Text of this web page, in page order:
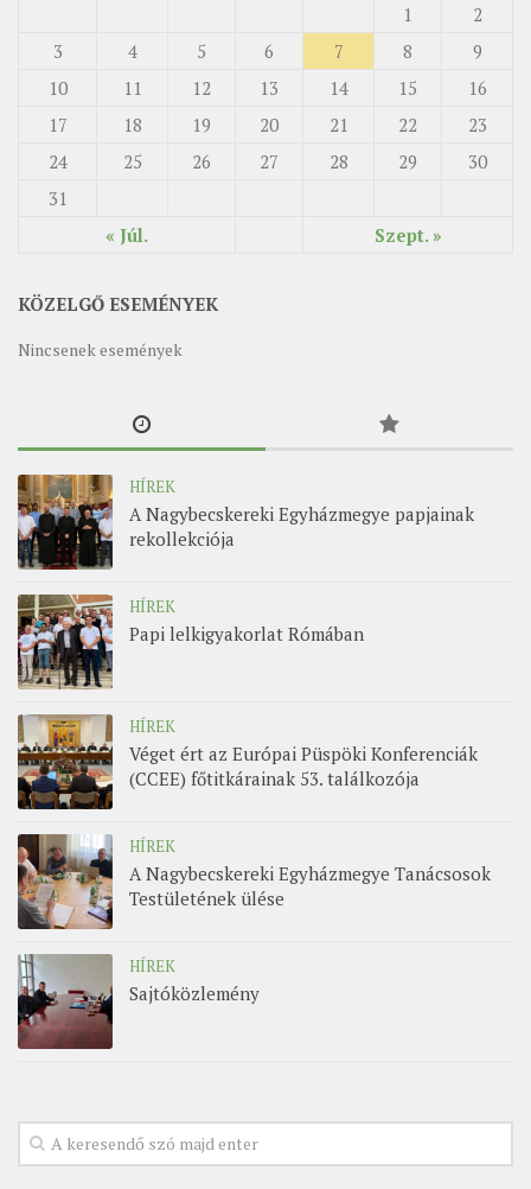
« Júl. Szept. »
1
2
3
4 5 6 7 8
9
10
11 12 13 14 15
16
17
18 19 20 21 22
23
24
25 26 27 28 29
30
31
KÖZELGŐ ESEMÉNYEK
Nincsenek események
HÍREK
A Nagybecskereki Egyházmegye papjainak
rekollekciója
HÍREK
Papi lelkigyakorlat Rómában
HÍREK
Véget ért az Európai Püspöki Konferenciák
(CCEE) főtitkárainak 53. találkozója
HÍREK
A Nagybecskereki Egyházmegye Tanácsosok
Testületének ülése
HÍREK
Sajtóközlemény